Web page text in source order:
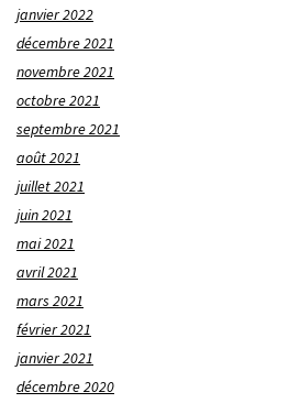
janvier 2022
décembre 2021
novembre 2021
octobre 2021
septembre 2021
août 2021
juillet 2021
juin 2021
mai 2021
avril 2021
mars 2021
février 2021
janvier 2021
décembre 2020